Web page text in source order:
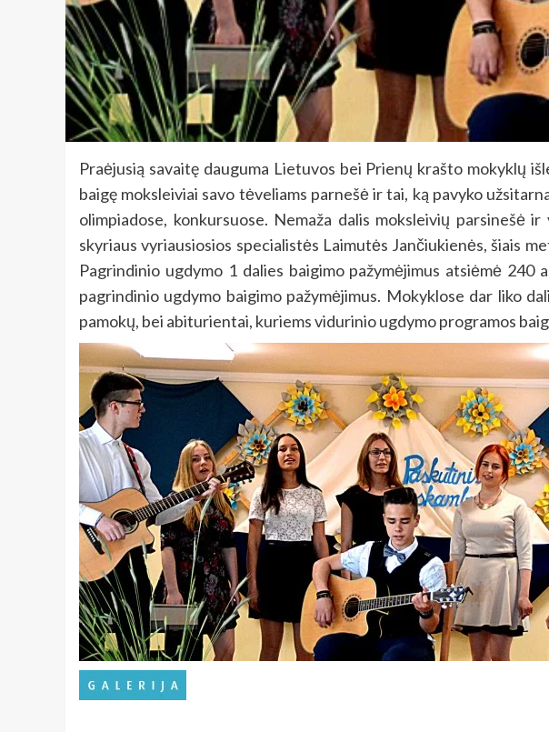
Praėjusią savaitę dauguma Lietuvos bei Prienų krašto mokyklų
baigę moksleiviai savo tėveliams parnešė ir tai, ką pavyko
olimpiadose, konkursuose. Nemaža dalis moksleivių parsinešė
skyriaus vyriausiosios specialistės Laimutės Jančiukienės, šiais
Pagrindinio ugdymo 1 dalies baigimo pažymėjimus atsiėmė
pagrindinio ugdymo baigimo pažymėjimus. Mokyklose dar liko
pamokų, bei abiturientai, kuriems vidurinio ugdymo programos